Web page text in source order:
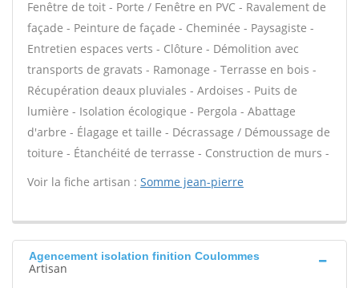
Fenêtre de toit - Porte / Fenêtre en PVC - Ravalement de
façade - Peinture de façade - Cheminée - Paysagiste -
Entretien espaces verts - Clôture - Démolition avec
transports de gravats - Ramonage - Terrasse en bois -
Récupération deaux pluviales - Ardoises - Puits de
lumière - Isolation écologique - Pergola - Abattage
d'arbre - Élagage et taille - Décrassage / Démoussage de
toiture - Étanchéité de terrasse - Construction de murs -
Voir la fiche artisan : Somme jean-pierre
Agencement isolation finition Coulommes
Artisan